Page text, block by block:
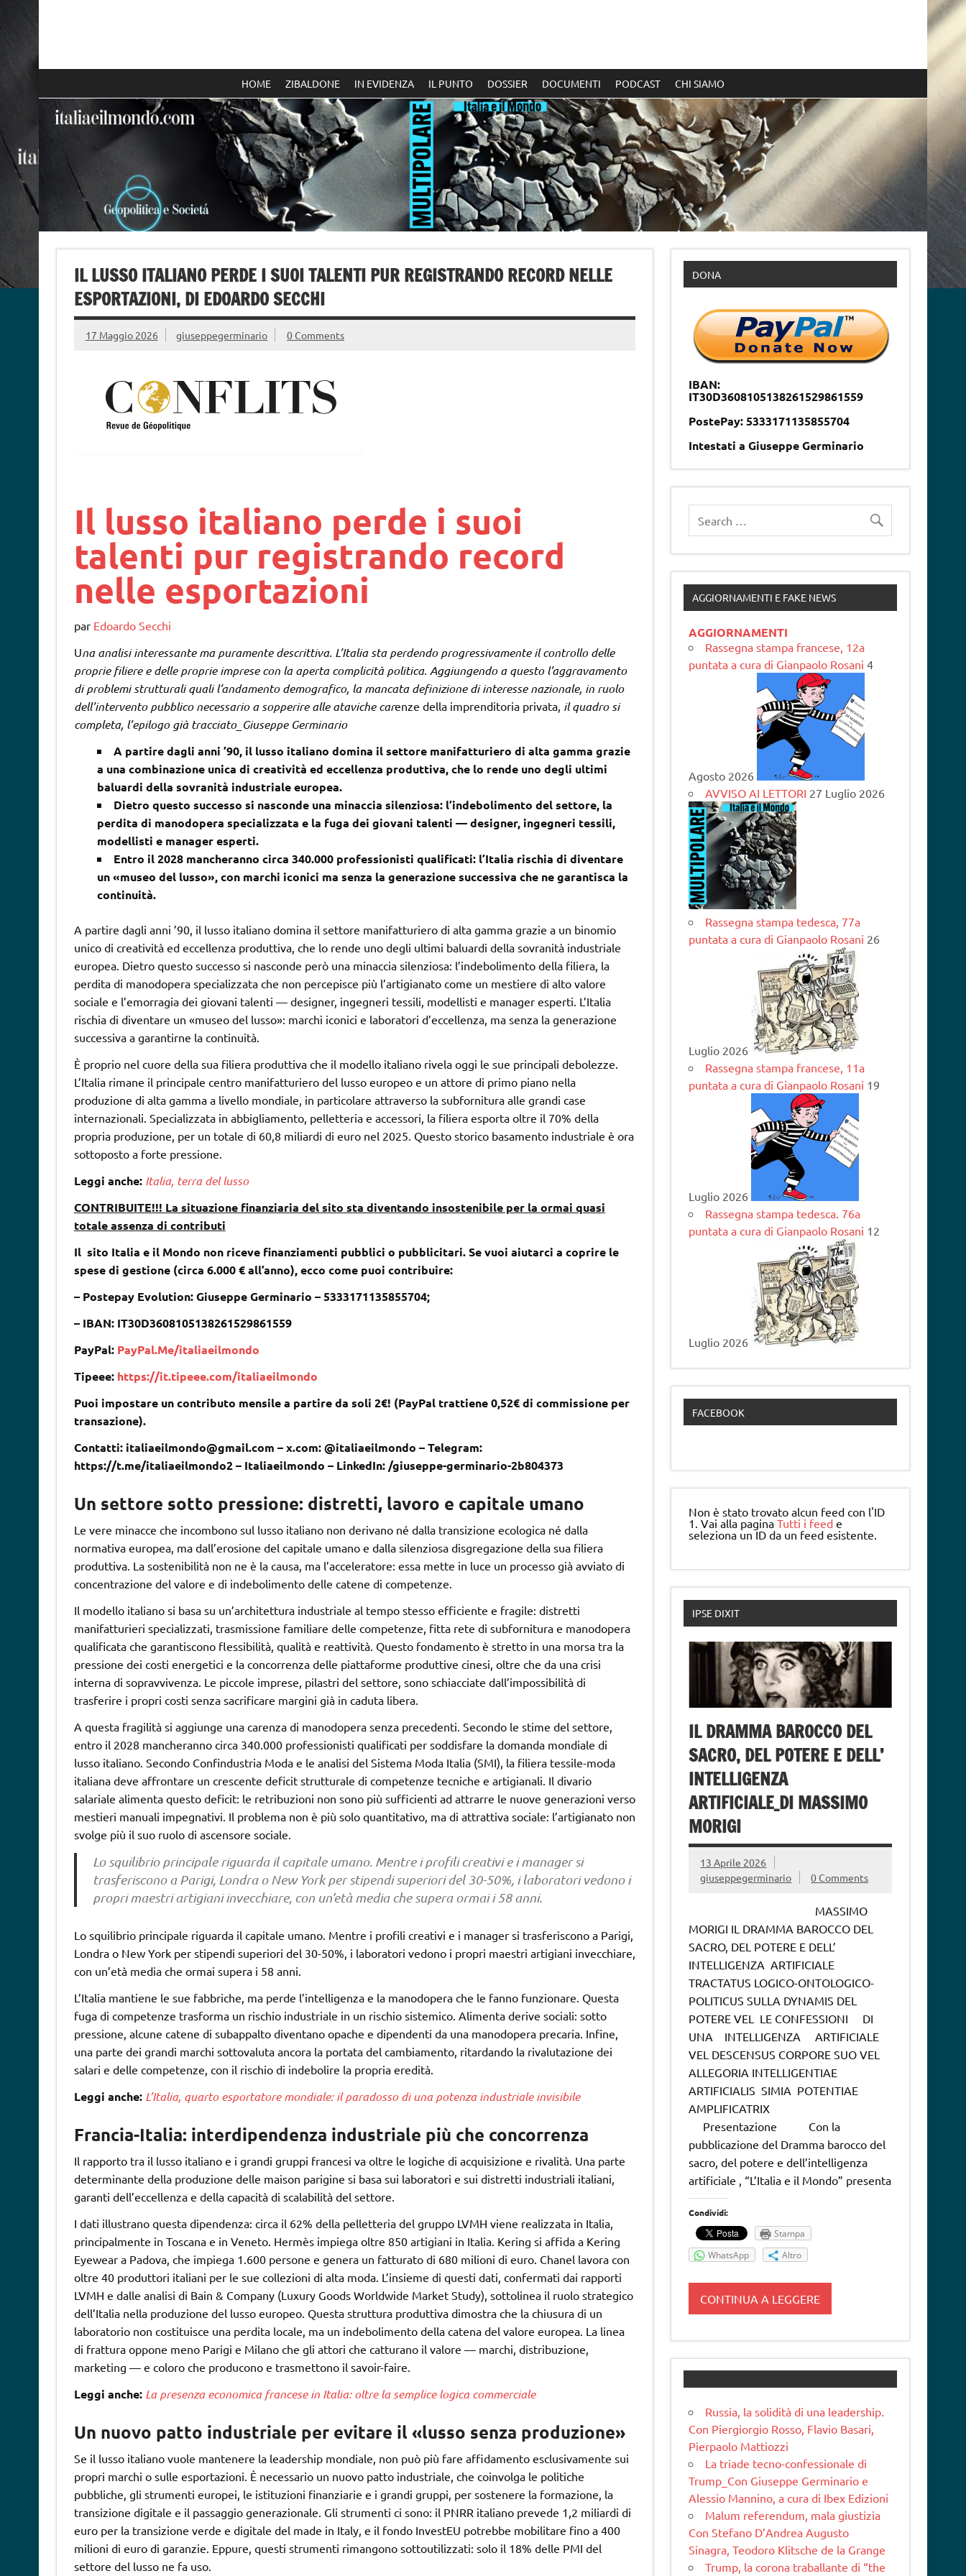
HOME ZIBALDONE IN EVIDENZA IL PUNTO DOSSIER DOCUMENTI PODCAST CHI SIAMO
IL LUSSO ITALIANO PERDE I SUOI TALENTI PUR REGISTRANDO RECORD NELLE
ESPORTAZIONI, DI EDOARDO SECCHI
17 Maggio 2026 giuseppegerminario 0 Comments
Il lusso italiano perde i suoi
talenti pur registrando record
nelle esportazioni
par Edoardo Secchi
Una analisi interessante ma puramente descrittiva. L’Italia sta perdendo progressivamente il controllo delle
proprie filiere e delle proprie imprese con la aperta complicità politica. Aggiungendo a questo l’aggravamento
di problemi strutturali quali l’andamento demografico, la mancata definizione di interesse nazionale, in ruolo
dell’intervento pubblico necessario a sopperire alle ataviche carenze della imprenditoria privata, il quadro si
completa, l’epilogo già tracciato_Giuseppe Germinario
A partire dagli anni ’90, il lusso italiano domina il settore manifatturiero di alta gamma grazie
a una combinazione unica di creatività ed eccellenza produttiva, che lo rende uno degli ultimi
baluardi della sovranità industriale europea.
Dietro questo successo si nasconde una minaccia silenziosa: l’indebolimento del settore, la
perdita di manodopera specializzata e la fuga dei giovani talenti — designer, ingegneri tessili,
modellisti e manager esperti.
Entro il 2028 mancheranno circa 340.000 professionisti qualificati: l’Italia rischia di diventare
un «museo del lusso», con marchi iconici ma senza la generazione successiva che ne garantisca la
continuità.
A partire dagli anni ’90, il lusso italiano domina il settore manifatturiero di alta gamma grazie a un binomio
unico di creatività ed eccellenza produttiva, che lo rende uno degli ultimi baluardi della sovranità industriale
europea. Dietro questo successo si nasconde però una minaccia silenziosa: l’indebolimento della filiera, la
perdita di manodopera specializzata che non percepisce più l’artigianato come un mestiere di alto valore
sociale e l’emorragia dei giovani talenti — designer, ingegneri tessili, modellisti e manager esperti. L’Italia
rischia di diventare un «museo del lusso»: marchi iconici e laboratori d’eccellenza, ma senza la generazione
successiva a garantirne la continuità.
È proprio nel cuore della sua filiera produttiva che il modello italiano rivela oggi le sue principali debolezze.
L’Italia rimane il principale centro manifatturiero del lusso europeo e un attore di primo piano nella
produzione di alta gamma a livello mondiale, in particolare attraverso la subfornitura alle grandi case
internazionali. Specializzata in abbigliamento, pelletteria e accessori, la filiera esporta oltre il 70% della
propria produzione, per un totale di 60,8 miliardi di euro nel 2025. Questo storico basamento industriale è ora
sottoposto a forte pressione.
Leggi anche: Italia, terra del lusso
CONTRIBUITE!!! La situazione finanziaria del sito sta diventando insostenibile per la ormai quasi
totale assenza di contributi
Il sito Italia e il Mondo non riceve finanziamenti pubblici o pubblicitari. Se vuoi aiutarci a coprire le
spese di gestione (circa 6.000 € all’anno), ecco come puoi contribuire:
– Postepay Evolution: Giuseppe Germinario – 5333171135855704;
– IBAN: IT30D3608105138261529861559
PayPal: PayPal.Me/italiaeilmondo
Tipeee: https://it.tipeee.com/italiaeilmondo
Puoi impostare un contributo mensile a partire da soli 2€! (PayPal trattiene 0,52€ di commissione per
transazione).
Contatti: italiaeilmondo@gmail.com – x.com: @italiaeilmondo – Telegram:
https://t.me/italiaeilmondo2 – Italiaeilmondo – LinkedIn: /giuseppe-germinario-2b804373
Un settore sotto pressione: distretti, lavoro e capitale umano
Le vere minacce che incombono sul lusso italiano non derivano né dalla transizione ecologica né dalla
normativa europea, ma dall’erosione del capitale umano e dalla silenziosa disgregazione della sua filiera
produttiva. La sostenibilità non ne è la causa, ma l’acceleratore: essa mette in luce un processo già avviato di
concentrazione del valore e di indebolimento delle catene di competenze.
Il modello italiano si basa su un’architettura industriale al tempo stesso efficiente e fragile: distretti
manifatturieri specializzati, trasmissione familiare delle competenze, fitta rete di subfornitura e manodopera
qualificata che garantiscono flessibilità, qualità e reattività. Questo fondamento è stretto in una morsa tra la
pressione dei costi energetici e la concorrenza delle piattaforme produttive cinesi, oltre che da una crisi
interna di sopravvivenza. Le piccole imprese, pilastri del settore, sono schiacciate dall’impossibilità di
trasferire i propri costi senza sacrificare margini già in caduta libera.
A questa fragilità si aggiunge una carenza di manodopera senza precedenti. Secondo le stime del settore,
entro il 2028 mancheranno circa 340.000 professionisti qualificati per soddisfare la domanda mondiale di
lusso italiano. Secondo Confindustria Moda e le analisi del Sistema Moda Italia (SMI), la filiera tessile-moda
italiana deve affrontare un crescente deficit strutturale di competenze tecniche e artigianali. Il divario
salariale alimenta questo deficit: le retribuzioni non sono più sufficienti ad attrarre le nuove generazioni verso
mestieri manuali impegnativi. Il problema non è più solo quantitativo, ma di attrattiva sociale: l’artigianato non
svolge più il suo ruolo di ascensore sociale.
Lo squilibrio principale riguarda il capitale umano. Mentre i profili creativi e i manager si
trasferiscono a Parigi, Londra o New York per stipendi superiori del 30-50%, i laboratori vedono i
propri maestri artigiani invecchiare, con un’età media che supera ormai i 58 anni.
Lo squilibrio principale riguarda il capitale umano. Mentre i profili creativi e i manager si trasferiscono a Parigi,
Londra o New York per stipendi superiori del 30-50%, i laboratori vedono i propri maestri artigiani invecchiare,
con un’età media che ormai supera i 58 anni.
L’Italia mantiene le sue fabbriche, ma perde l’intelligenza e la manodopera che le fanno funzionare. Questa
fuga di competenze trasforma un rischio industriale in un rischio sistemico. Alimenta derive sociali: sotto
pressione, alcune catene di subappalto diventano opache e dipendenti da una manodopera precaria. Infine,
una parte dei grandi marchi sottovaluta ancora la portata del cambiamento, ritardando la rivalutazione dei
salari e delle competenze, con il rischio di indebolire la propria eredità.
Leggi anche: L’Italia, quarto esportatore mondiale: il paradosso di una potenza industriale invisibile
Francia-Italia: interdipendenza industriale più che concorrenza
Il rapporto tra il lusso italiano e i grandi gruppi francesi va oltre le logiche di acquisizione e rivalità. Una parte
determinante della produzione delle maison parigine si basa sui laboratori e sui distretti industriali italiani,
garanti dell’eccellenza e della capacità di scalabilità del settore.
I dati illustrano questa dipendenza: circa il 62% della pelletteria del gruppo LVMH viene realizzata in Italia,
principalmente in Toscana e in Veneto. Hermès impiega oltre 850 artigiani in Italia. Kering si affida a Kering
Eyewear a Padova, che impiega 1.600 persone e genera un fatturato di 680 milioni di euro. Chanel lavora con
oltre 40 produttori italiani per le sue collezioni di alta moda. L’insieme di questi dati, confermati dai rapporti
LVMH e dalle analisi di Bain & Company (Luxury Goods Worldwide Market Study), sottolinea il ruolo strategico
dell’Italia nella produzione del lusso europeo. Questa struttura produttiva dimostra che la chiusura di un
laboratorio non costituisce una perdita locale, ma un indebolimento della catena del valore europea. La linea
di frattura oppone meno Parigi e Milano che gli attori che catturano il valore — marchi, distribuzione,
marketing — e coloro che producono e trasmettono il savoir-faire.
Leggi anche: La presenza economica francese in Italia: oltre la semplice logica commerciale
Un nuovo patto industriale per evitare il «lusso senza produzione»
Se il lusso italiano vuole mantenere la leadership mondiale, non può più fare affidamento esclusivamente sui
propri marchi o sulle esportazioni. È necessario un nuovo patto industriale, che coinvolga le politiche
pubbliche, gli strumenti europei, le istituzioni finanziarie e i grandi gruppi, per sostenere la formazione, la
transizione digitale e il passaggio generazionale. Gli strumenti ci sono: il PNRR italiano prevede 1,2 miliardi di
euro per la transizione verde e digitale del made in Italy, e il fondo InvestEU potrebbe mobilitare fino a 400
milioni di euro di garanzie. Eppure, questi strumenti rimangono sottoutilizzati: solo il 18% delle PMI del
settore del lusso ne fa uso.
DONA
IBAN:
IT30D3608105138261529861559
PostePay: 5333171135855704
Intestati a Giuseppe Germinario
AGGIORNAMENTI E FAKE NEWS
AGGIORNAMENTI
Rassegna stampa francese, 12a
puntata a cura di Gianpaolo Rosani 4
Agosto 2026
AVVISO AI LETTORI 27 Luglio 2026
Rassegna stampa tedesca, 77a
puntata a cura di Gianpaolo Rosani 26
Luglio 2026
Rassegna stampa francese, 11a
puntata a cura di Gianpaolo Rosani 19
Luglio 2026
Rassegna stampa tedesca. 76a
puntata a cura di Gianpaolo Rosani 12
Luglio 2026
FACEBOOK
Non è stato trovato alcun feed con l'ID
1. Vai alla paginaTutti i feed e
seleziona un ID da un feed esistente.
IPSE DIXIT
IL DRAMMA BAROCCO DEL
SACRO, DEL POTERE E DELL’
INTELLIGENZA
ARTIFICIALE_DI MASSIMO
MORIGI
13 Aprile 2026
giuseppegerminario
0 Comments
MASSIMO
MORIGI IL DRAMMA BAROCCO DEL
SACRO, DEL POTERE E DELL’
INTELLIGENZA ARTIFICIALE
TRACTATUS LOGICO-ONTOLOGICO-
POLITICUS SULLA DYNAMIS DEL
POTERE VEL LE CONFESSIONI DI
UNA INTELLIGENZA ARTIFICIALE
VEL DESCENSUS CORPORE SUO VEL
ALLEGORIA INTELLIGENTIAE
ARTIFICIALIS SIMIA POTENTIAE
AMPLIFICATRIX
Presentazione Con la
pubblicazione del Dramma barocco del
sacro, del potere e dell’intelligenza
artificiale , “L’Italia e il Mondo” presenta
Condividi:
Stampa
WhatsApp
Altro
CONTINUA A LEGGERE
Russia, la solidità di una leadership.
Con Piergiorgio Rosso, Flavio Basari,
Pierpaolo Mattiozzi
La triade tecno-confessionale di
Trump_Con Giuseppe Germinario e
Alessio Mannino, a cura di Ibex Edizioni
Malum referendum, mala giustizia
Con Stefano D’Andrea Augusto
Sinagra, Teodoro Klitsche de la Grange
Trump, la corona traballante di “the